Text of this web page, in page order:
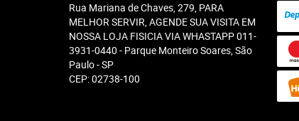
Rua Mariana de Chaves, 279, PARA
MELHOR SERVIR, AGENDE SUA VISITA EM
NOSSA LOJA FISICIA VIA WHASTAPP 011-
3931-0440 - Parque Monteiro Soares, São
Paulo-SP
CEP: 02738-100